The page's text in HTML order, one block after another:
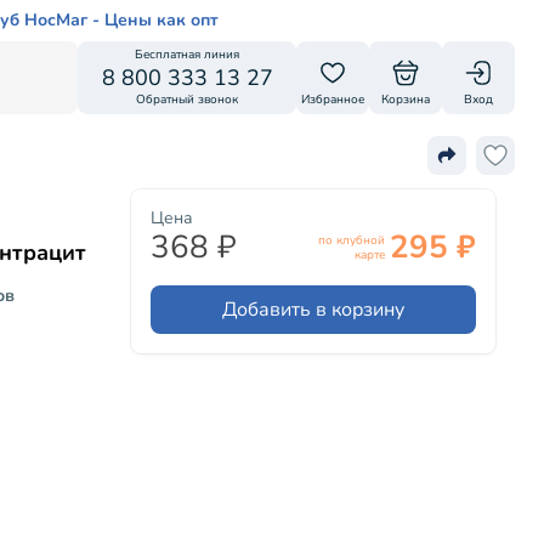
НосМаг - Цены как опт
Бесплатная линия
8 800 333 13 27
Обратный звонок Избранное Корзина Вход
Цена
368 ₽
по клубной
карте 295 ₽
Добавить в корзину